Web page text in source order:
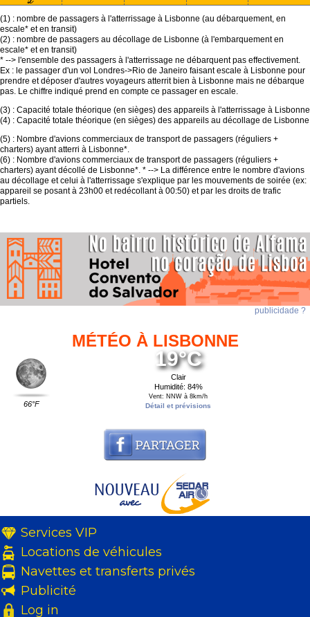
(1) : nombre de passagers à l'atterrissage à Lisbonne (au débarquement, en
escale* et en transit)
(2) : nombre de passagers au décollage de Lisbonne (à l'embarquement en
escale* et en transit)
* --> l'ensemble des passagers à l'atterrissage ne débarquent pas effectivement.
Ex : le passager d'un vol Londres->Rio de Janeiro faisant escale à Lisbonne pour
prendre et déposer d'autres voyageurs atterrit bien à Lisbonne mais ne débarque
pas. Le chiffre indiqué prend en compte ce passager en escale.
(3) : Capacité totale théorique (en sièges) des appareils à l'atterrissage à Lisbonne
(4) : Capacité totale théorique (en sièges) des appareils au décollage de Lisbonne
(5) : Nombre d'avions commerciaux de transport de passagers (réguliers +
charters) ayant atterri à Lisbonne*.
(6) : Nombre d'avions commerciaux de transport de passagers (réguliers +
charters) ayant décollé de Lisbonne*. * --> La différence entre le nombre d'avions
au décollage et celui à l'atterrissage s'explique par les mouvements de soirée (ex:
appareil se posant à 23h00 et redécollant à 00:50) et par les droits de trafic
partiels.
publicidade ?
MÉTÉO À LISBONNE
66°F
19°C
Clair
Humidité: 84%
Vent: NNW à 8km/h
Détail et prévisions
Services VIP
Locations de véhicules
Navettes et transferts privés
Publicité
Log in